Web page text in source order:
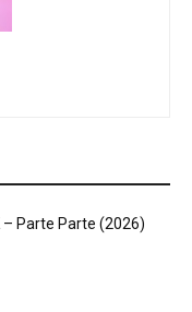
– Parte Parte (2026)